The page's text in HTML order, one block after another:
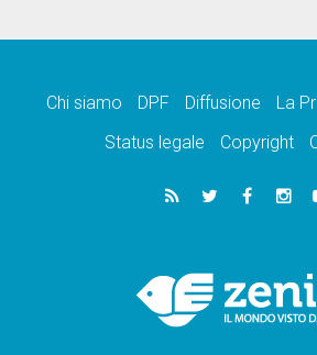
Chi siamo DPF Diffusione La
Status legale
Copyright